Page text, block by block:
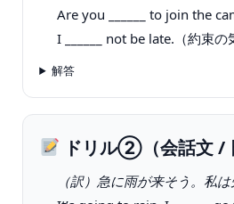
Are you ______ to join the
I ______ not be late.（約束
解答
ドリル②（会話文 /
（訳）急に雨が来そう。私